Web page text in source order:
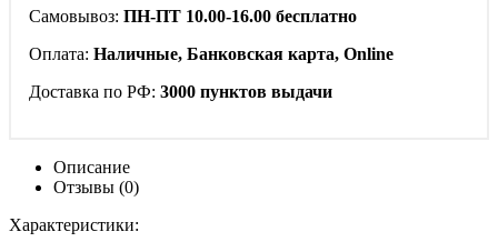
Самовывоз: ПН-ПТ 10.00-16.00 бесплатно
Оплата: Наличные, Банковская карта, Online
Доставка по РФ: 3000 пунктов выдачи
Описание
Отзывы (0)
Характеристики: